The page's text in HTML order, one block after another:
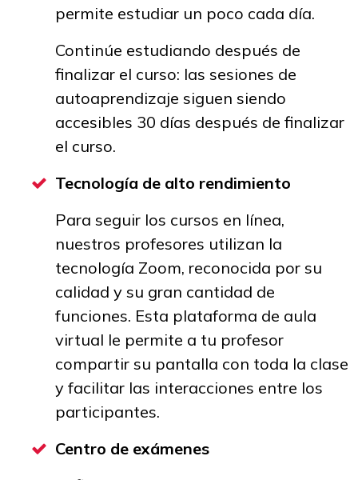
permite estudiar un poco cada día.
Continúe estudiando después de
finalizar el curso: las sesiones de
autoaprendizaje siguen siendo
accesibles 30 días después de finalizar
el curso.
Tecnología de alto rendimiento
Para seguir los cursos en línea,
nuestros profesores utilizan la
tecnología Zoom, reconocida por su
calidad y su gran cantidad de
funciones. Esta plataforma de aula
virtual le permite a tu profesor
compartir su pantalla con toda la clase
y facilitar las interacciones entre los
participantes.
Centro de exámenes